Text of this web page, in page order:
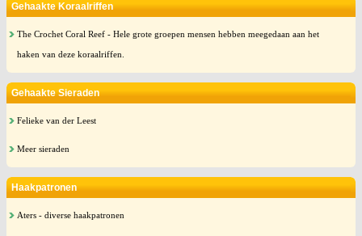
Gehaakte Koraalriffen
The Crochet Coral Reef - Hele grote groepen mensen hebben meegedaan aan het
haken van deze koraalriffen.
Gehaakte Sieraden
Felieke van der Leest
Meer sieraden
Haakpatronen
Aters - diverse haakpatronen